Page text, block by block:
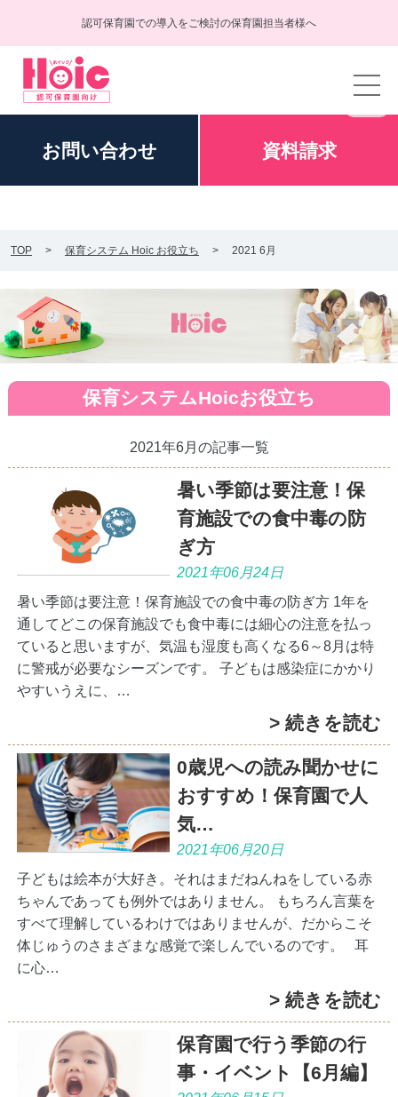
認可保育園での導入をご検討の保育園担当者様へ
お問い合わせ 資料請求
TOP 保育システム Hoic お役立ち 2021 6月
保育システムHoicお役立ち
2021年6月の記事一覧
暑い季節は要注意！保
育施設での食中毒の防
ぎ方
2021年06月24日
暑い季節は要注意！保育施設での食中毒の防ぎ方 1年を
通してどこの保育施設でも食中毒には細心の注意を払っ
ていると思いますが、気温も湿度も高くなる6～8月は特
に警戒が必要なシーズンです。 子どもは感染症にかかり
やすいうえに、…
> 続きを読む
0歳児への読み聞かせに
おすすめ！保育園で人
気…
2021年06月20日
子どもは絵本が大好き。それはまだねんねをしている赤
ちゃんであっても例外ではありません。 もちろん言葉を
すべて理解しているわけではありませんが、だからこそ
体じゅうのさまざまな感覚で楽しんでいるのです。 耳
に心…
> 続きを読む
保育園で行う季節の行
事・イベント【6月編】